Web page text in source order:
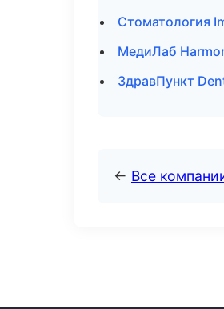
Стоматология
МедиЛаб
ЗдравПункт
← Все